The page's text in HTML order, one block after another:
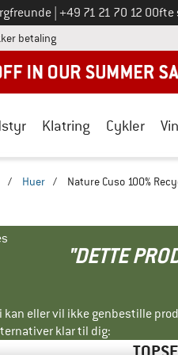
Ring til os på
+49 71 21 70 12 0
betalingFind
Klatring Cykler
/ Huer / Nature Cuso 100%
"DETTE
kan eller vil ikke genbestille
klar til dig: